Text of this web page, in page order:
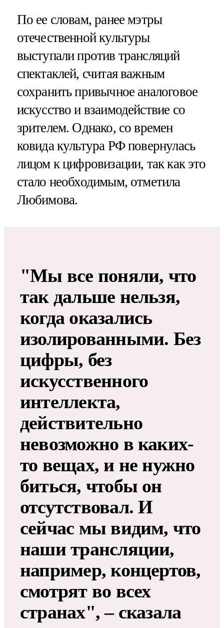
По ее словам, ранее мэтры
отечественной культуры
выступали против трансляций
спектаклей, считая важным
сохранить привычное аналоговое
искусство и взаимодействие со
зрителем. Однако, со времен
ковида культура РФ повернулась
лицом к цифровизации, так как это
стало необходимым, отметила
Любимова.
"Мы все поняли, что
так дальше нельзя,
когда оказались
изолированными. Без
цифры, без
искусственного
интеллекта,
действительно
невозможно в каких-
то вещах, и не нужно
биться, чтобы он
отсутствовал. И
сейчас мы видим, что
наши трансляции,
например, концертов,
смотрят во всех
странах", – сказала